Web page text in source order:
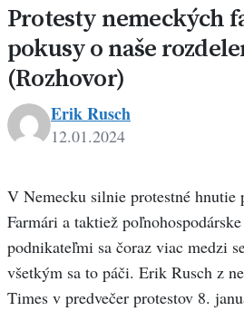
Protesty nemeckých
pokusy o naše
(Rozhovor)
Erik Rusch
12.01.2024
V Nemecku silnie protestné
Farmári a taktiež
podnikateľmi sa čoraz viac medzi
všetkým sa to páči. Erik Rusch z
Times v predvečer protestov 8.